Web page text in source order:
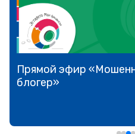
Прямой эфир
блогер»